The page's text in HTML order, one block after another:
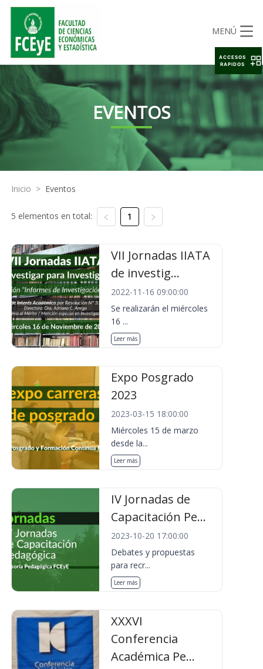
MENÚ
EVENTOS
Inicio > Eventos
5 elementos en total: 1
VII Jornadas IIATA
de investig...
2022-11-16 09:00:00
Se realizarán el miércoles
16 ...
Leer más
Expo Posgrado
2023
2023-03-15 18:00:00
Miércoles 15 de marzo
desde la...
Leer más
IV Jornadas de
Capacitación Pe...
2023-10-20 17:00:00
Debates y propuestas
para recr...
Leer más
XXXVI
Conferencia
Académica Pe...
ACCESOS
RAPIDOS